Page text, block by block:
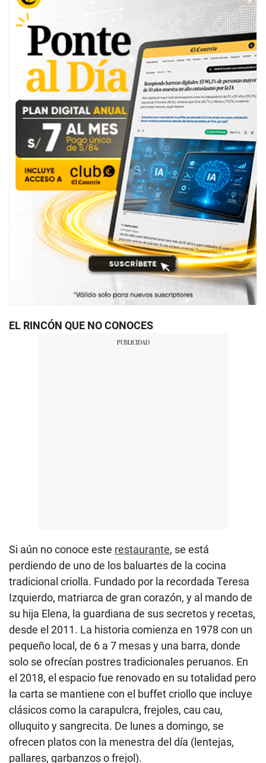
EL RINCÓN QUE NO CONOCES
Si aún no conoce este restaurante, se está
perdiendo de uno de los baluartes de la cocina
tradicional criolla. Fundado por la recordada Teresa
Izquierdo, matriarca de gran corazón, y al mando de
su hija Elena, la guardiana de sus secretos y recetas,
desde el 2011. La historia comienza en 1978 con un
pequeño local, de 6 a 7 mesas y una barra, donde
solo se ofrecían postres tradicionales peruanos. En
el 2018, el espacio fue renovado en su totalidad pero
la carta se mantiene con el buffet criollo que incluye
clásicos como la carapulcra, frejoles, cau cau,
olluquito y sangrecita. De lunes a domingo, se
ofrecen platos con la menestra del día (lentejas,
pallares, garbanzos o frejol).